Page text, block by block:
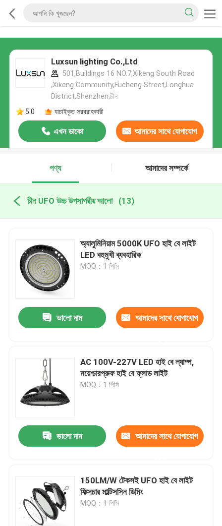
Luxsun lighting Co.,Ltd
501,Buildings 16 NO.7,Xikeng South Road
,Xikeng Community,Fucheng Street,Longhua
District,Shenzhen,চীন
5.0
যাচাইকৃত সরবরাহকারী
এখন ডাকো আমাদের সাথে যোগাযোগ
পণ্য
আমাদের সম্পর্কে
চীন UFO উচ্চ উপসাগরীয় আলো (13)
অ্যালুমিনিয়াম 5000K UFO হাই বে লাইট
LED বহুমুখী ব্যবহারিক
MOQ：1 পিসি
ভালো দাম আমাদের সাথে যোগাযোগ
AC 100V-227V LED হাই বে ল্যাম্প,
ময়েশ্চারপ্রুফ হাই বে ফ্লাড লাইট
MOQ：1 পিসি
ভালো দাম আমাদের সাথে যোগাযোগ
150LM/W টেকসই UFO হাই বে লাইট
ফিক্সচার মাল্টিসসিন ডিমিং
MOQ：1 পিসি